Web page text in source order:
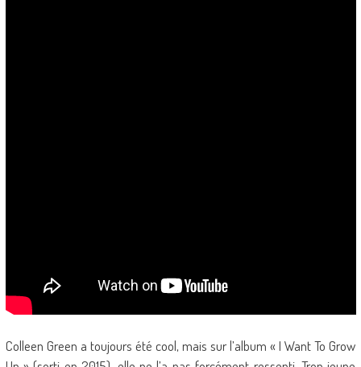
Colleen Green a toujours été cool, mais sur l’album « I Want To Grow